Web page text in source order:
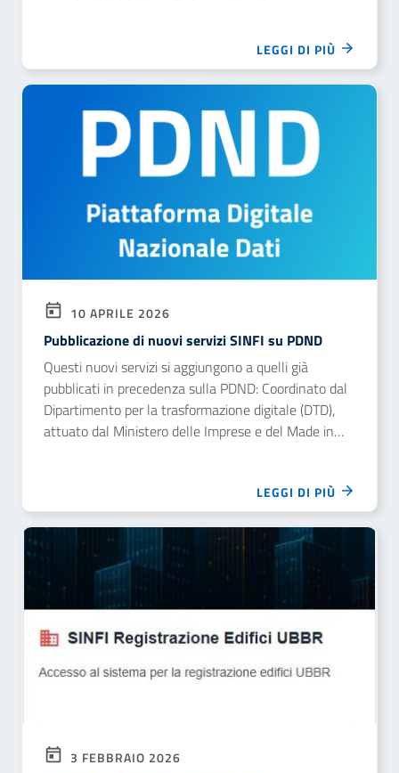
LEGGI DI PIÙ
10 APRILE 2026
Pubblicazione di nuovi servizi SINFI su PDND
Questi nuovi servizi si aggiungono a quelli già
pubblicati in precedenza sulla PDND: Coordinato dal
Dipartimento per la trasformazione digitale (DTD),
attuato dal Ministero delle Imprese e del Made in
LEGGI DI PIÙ
3 FEBBRAIO 2026